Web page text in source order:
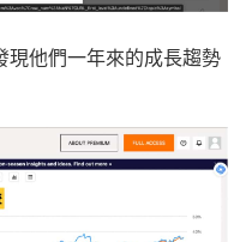
現他們一年來的成長趨勢